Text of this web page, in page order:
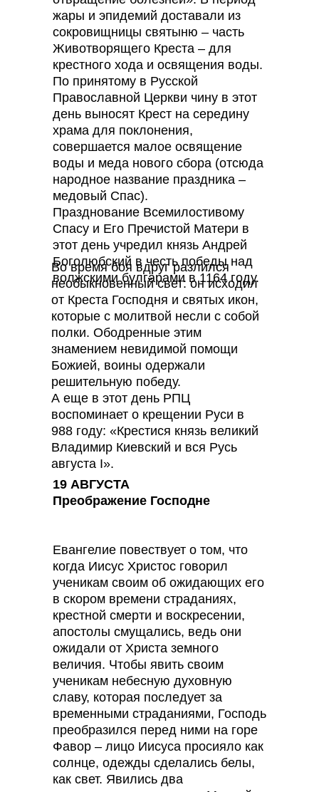
19 АВГУСТА
Преображение Господне
Евангелие повествует о том, что
когда Иисус Христос говорил
ученикам своим об ожидающих его
в скором времени страданиях,
крестной смерти и воскресении,
апостолы смущались, ведь они
ожидали от Христа земного
величия. Чтобы явить своим
ученикам небесную духовную
славу, которая последует за
временными страданиями, Господь
преобразился перед ними на горе
Фавор – лицо Иисуса просияло как
солнце, одежды сделались белы,
как свет. Явились два
Во время боя вдруг разлился
необыкновенный свет: он исходил
от Креста Господня и святых икон,
которые с молитвой несли с собой
полки. Ободренные этим
знамением невидимой помощи
Божией, воины одержали
решительную победу.
А еще в этот день РПЦ
воспоминает о крещении Руси в
988 году: «Крестися князь великий
Владимир Киевский и вся Русь
августа I».
жары и эпидемий доставали из
сокровищницы святыню – часть
Животворящего Креста – для
крестного хода и освящения воды.
По принятому в Русской
Православной Церкви чину в этот
день выносят Крест на середину
храма для поклонения,
совершается малое освящение
воды и меда нового сбора (отсюда
народное название праздника –
медовый Спас).
Празднование Всемилостивому
Спасу и Его Пречистой Матери в
этот день учредил князь Андрей
Боголюбский в честь победы над
волжскими булгарами в 1164 году.